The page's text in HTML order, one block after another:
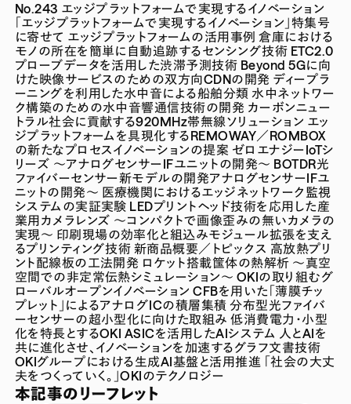
No.243 エッジプラットフォームで実現するイノベーション
「エッジプラットフォームで実現するイノベーション」特集号
に寄せて エッジプラットフォームの活用事例 倉庫における
モノの所在を簡単に自動追跡するセンシング技術 ETC2.0
プローブデータを活用した渋滞予測技術 Beyond 5Gに向
けた映像サービスのための双方向CDNの開発 ディープラ
ーニングを利用した水中音による船舶分類 水中ネットワー
ク構築のための水中音響通信技術の開発 カーボンニュー
トラル社会に貢献する920MHz帯無線ソリューション エッ
ジプラットフォームを具現化するREMOWAY／ROMBOX
の新たなプロセスイノベーションの提案 ゼロエナジーIoTシ
リーズ ～アナログセンサーIFユニットの開発～ BOTDR光
ファイバーセンサー新モデルの開発アナログセンサーIFユ
ニットの開発～ 医療機関におけるエッジネットワーク監視
システムの実証実験 LEDプリントヘッド技術を応用した産
業用カメラレンズ ～コンパクトで画像歪みの無いカメラの
実現～ 印刷現場の効率化と組込みモジュール拡張を支え
るプリンティング技術 新商品概要／トピックス 高放熱プリ
ント配線板の工法開発 ロケット搭載筺体の熱解析 ～真空
空間での非定常伝熱シミュレーション～ OKIの取り組むグ
ローバルオープンイノベーション CFBを用いた「薄膜チッ
プレット」によるアナログICの積層集積 分布型光ファイバ
ーセンサーの超小型化に向けた取組み 低消費電力・小型
化を特長とするOKI ASICを活用したAIシステム 人とAIを
共に進化させ、イノベーションを加速するグラフ文書技術
OKIグループにおける生成AI基盤と活用推進 「社会の大丈
夫をつくっていく。」OKIのテクノロジー
本記事のリーフレット